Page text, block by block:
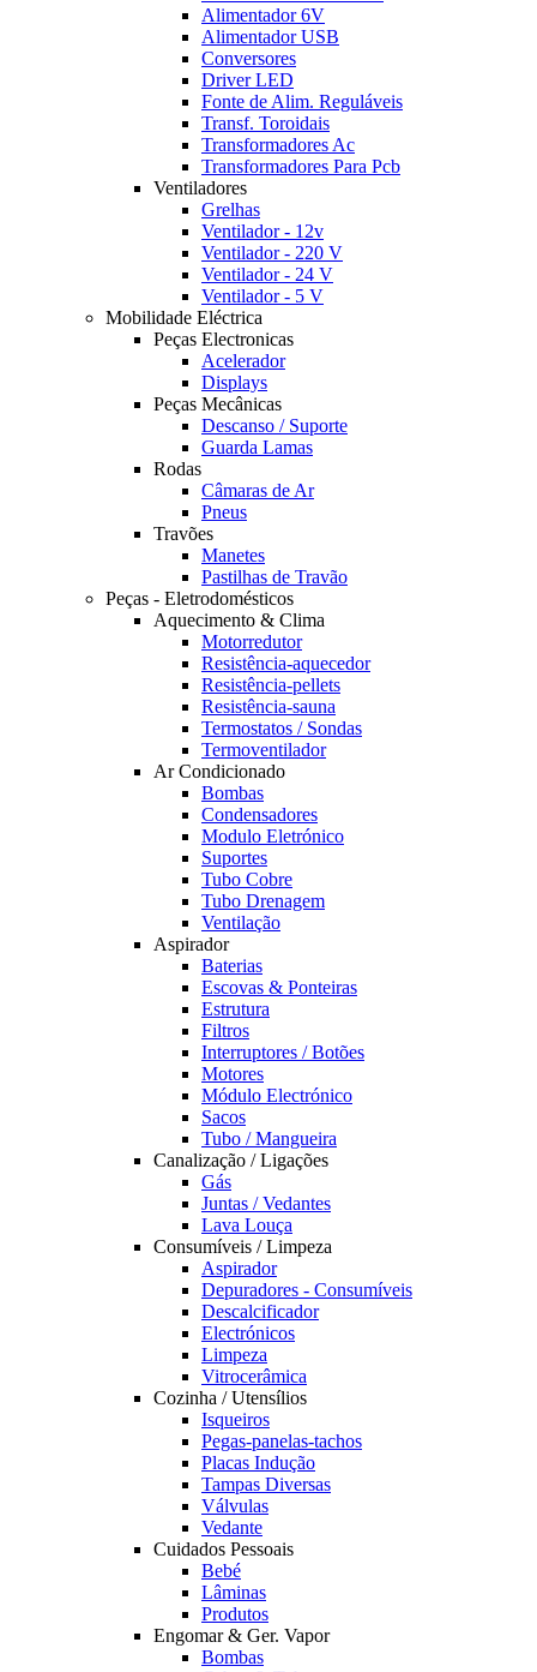
Alimentador 6V
Alimentador USB
Conversores
Driver LED
Fonte de Alim. Reguláveis
Transf. Toroidais
Transformadores Ac
Transformadores Para Pcb
Ventiladores
Grelhas
Ventilador - 12v
Ventilador - 220 V
Ventilador - 24 V
Ventilador - 5 V
Mobilidade Eléctrica
Peças Electronicas
Acelerador
Displays
Peças Mecânicas
Descanso / Suporte
Guarda Lamas
Rodas
Câmaras de Ar
Pneus
Travões
Manetes
Pastilhas de Travão
Peças - Eletrodomésticos
Aquecimento & Clima
Motorredutor
Resistência-aquecedor
Resistência-pellets
Resistência-sauna
Termostatos / Sondas
Termoventilador
Ar Condicionado
Bombas
Condensadores
Modulo Eletrónico
Suportes
Tubo Cobre
Tubo Drenagem
Ventilação
Aspirador
Baterias
Escovas & Ponteiras
Estrutura
Filtros
Interruptores / Botões
Motores
Módulo Electrónico
Sacos
Tubo / Mangueira
Canalização / Ligações
Gás
Juntas / Vedantes
Lava Louça
Consumíveis / Limpeza
Aspirador
Depuradores - Consumíveis
Descalcificador
Electrónicos
Limpeza
Vitrocerâmica
Cozinha / Utensílios
Isqueiros
Pegas-panelas-tachos
Placas Indução
Tampas Diversas
Válvulas
Vedante
Cuidados Pessoais
Bebé
Lâminas
Produtos
Engomar & Ger. Vapor
Bombas